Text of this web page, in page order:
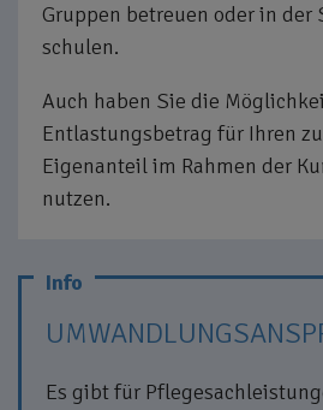
Gruppen betreuen oder in
schulen.
Auch haben Sie die
Entlastungsbetrag für Ihren
Eigenanteil im Rahmen der
nutzen.
Es gibt für